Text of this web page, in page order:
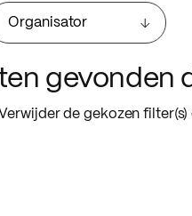
Organisator
gevonden
de gekozen